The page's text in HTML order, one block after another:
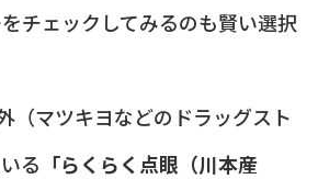
チェックしてみるのも賢い選択
（マツキヨなどのドラッグスト
る 「らくらく点眼（川本産